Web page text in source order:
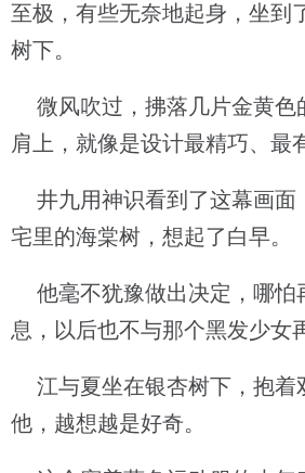
至极，有些无奈地起身，坐到
树下。
微风吹过，拂落几片金黄色
肩上，就像是设计最精巧、最
井九用神识看到了这幕画面
宅里的海棠树，想起了白早。
他毫不犹豫做出决定，哪怕
息，以后也不与那个黑发少女
江与夏坐在银杏树下，抱着
他，越想越是好奇。